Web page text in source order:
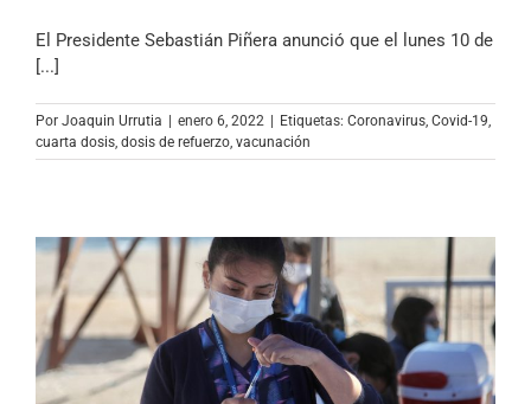
El Presidente Sebastián Piñera anunció que el lunes 10 de
[...]
Por Joaquin Urrutia | enero 6, 2022 | Etiquetas: Coronavirus Covid-19
cuarta dosis dosis de refuerzo vacunación